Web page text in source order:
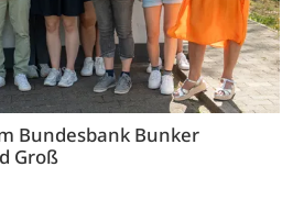
Bundesbank Bunker
Groß